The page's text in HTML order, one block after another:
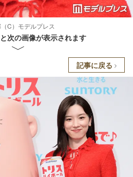
C）モデルプレス
次の画像が表示されます
記事に戻る